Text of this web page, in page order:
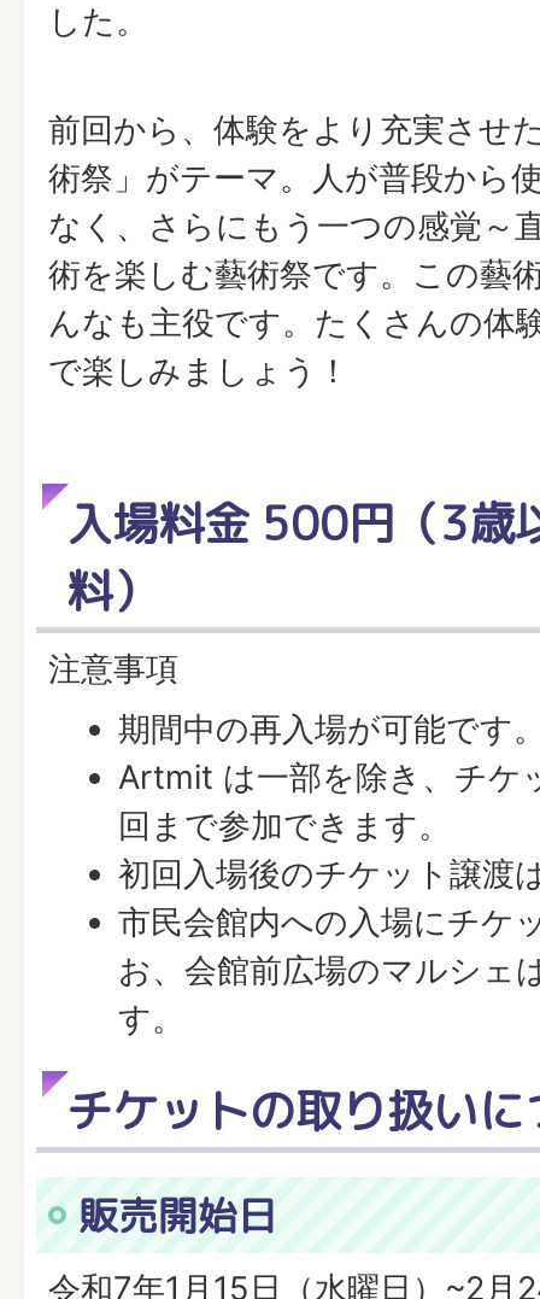
した。
前回から、体験をより充実させ
術祭」がテーマ。人が普段から
なく、さらにもう一つの感覚～
術を楽しむ藝術祭です。この藝
んなも主役です。たくさんの体
で楽しみましょう！
入場料金 500円（3歳
料）
注意事項
期間中の再入場が可能です
Artmit は一部を除き、チケ
回まで参加できます。
初回入場後のチケット譲渡
市民会館内への入場にチケ
お、会館前広場のマルシェ
す。
チケットの取り扱い
販売開始日
令和7年1月15日（水曜日）~2月